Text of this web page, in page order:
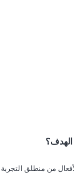
الهدف؟
من منطلق التجربة